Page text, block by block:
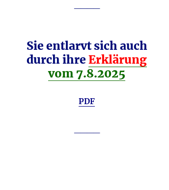
Sie entlarvt sich auch
durch ihreErklärung
vom 7.8.2025
PDF